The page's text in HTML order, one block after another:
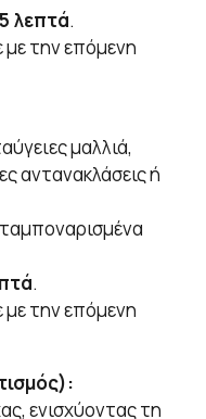
λεπτά.
με την επόμενη
μαλλιά,
αντανακλάσεις ή
.
με την επόμενη
ενισχύοντας τη